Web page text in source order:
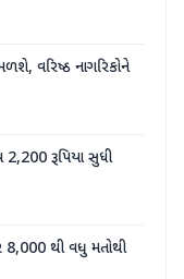
વરિષ્ઠ નાગરિકોને
2,200 રૂપિયા સુધી
8,000 થી વધુ મતોથી